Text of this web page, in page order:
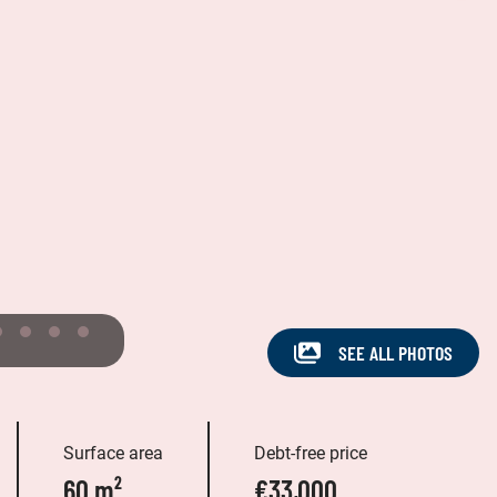
SEE ALL PHOTOS
Surface area
60 m²
Debt-free price
€33,000